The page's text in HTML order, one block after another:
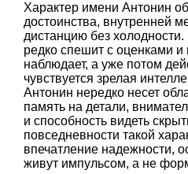
Характер имени Антонин
достоинства, внутренней
дистанцию без
редко спешит с оценками и
наблюдает, а уже потом
чувствуется зрелая
Антонин нередко несет
память на детали,
и способность видеть
повседневности такой
впечатление надежности,
живут импульсом, а не